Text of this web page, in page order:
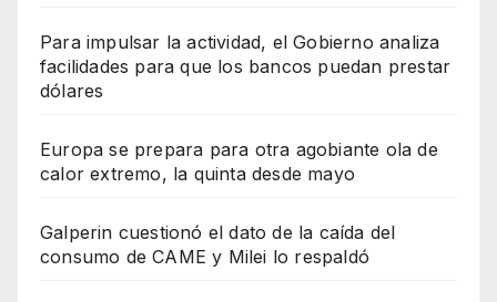
Para impulsar la actividad, el Gobierno analiza
facilidades para que los bancos puedan prestar
dólares
Europa se prepara para otra agobiante ola de
calor extremo, la quinta desde mayo
Galperin cuestionó el dato de la caída del
consumo de CAME y Milei lo respaldó